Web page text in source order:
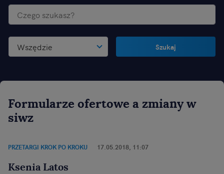
Wszędzie Szukaj
Formularze ofertowe a zmiany w
siwz
PRZETARGI KROK PO KROKU 17.05.2018, 11:07
Ksenia Latos